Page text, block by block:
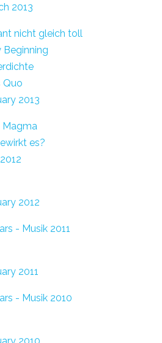
2013
nicht gleich toll
Beginning
Quo
2013
Magma
es?
2012
- Musik 2011
2011
- Musik 2010
2010